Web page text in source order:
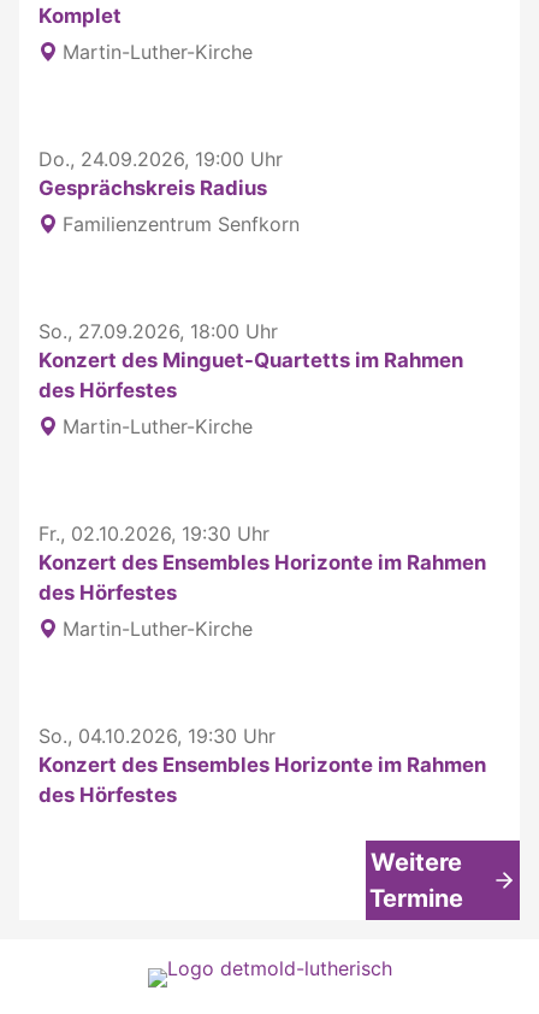
Komplet
Martin-Luther-Kirche
Do., 24.09.2026, 19:00 Uhr
Gesprächskreis Radius
Familienzentrum Senfkorn
So., 27.09.2026, 18:00 Uhr
Konzert des Minguet-Quartetts im Rahmen
des Hörfestes
Martin-Luther-Kirche
Fr., 02.10.2026, 19:30 Uhr
Konzert des Ensembles Horizonte im Rahmen
des Hörfestes
Martin-Luther-Kirche
So., 04.10.2026, 19:30 Uhr
Konzert des Ensembles Horizonte im Rahmen
des Hörfestes
Weitere
Termine